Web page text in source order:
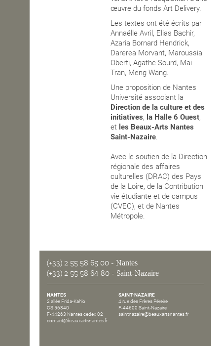
œuvre du fonds Art Delivery.
Les textes ont été écrits par
Annaëlle Avril, Elias Bachir,
Azaria Bornard Hendrick,
Darerea Morvant, Maroussia
Oberti, Agathe Sourd, Mai
Tran, Meng Wang.
Une proposition de Nantes
Université associant la
Direction de la culture et des
initiatives, la Halle 6 Ouest,
et les Beaux-Arts Nantes
Saint-Nazaire.
Avec le soutien de la Direction
régionale des affaires
culturelles (DRAC) des Pays
de la Loire, de la Contribution
vie étudiante et de campus
(CVEC), et de Nantes
Métropole.
(+33) 2 55 58 65 00 - Nantes
(+33) 2 55 58 64 80 - Saint-Nazaire
NANTES
2 allée Frida-Kahlo
CS 56340
F-44263 Nantes cedex 02
contact@beauxartsnantes.fr
SAINT-NAZAIRE
4 rue des Frères Péreire
F-44600 Saint-Nazaire
saintnazaire@beauxartsnantes.fr